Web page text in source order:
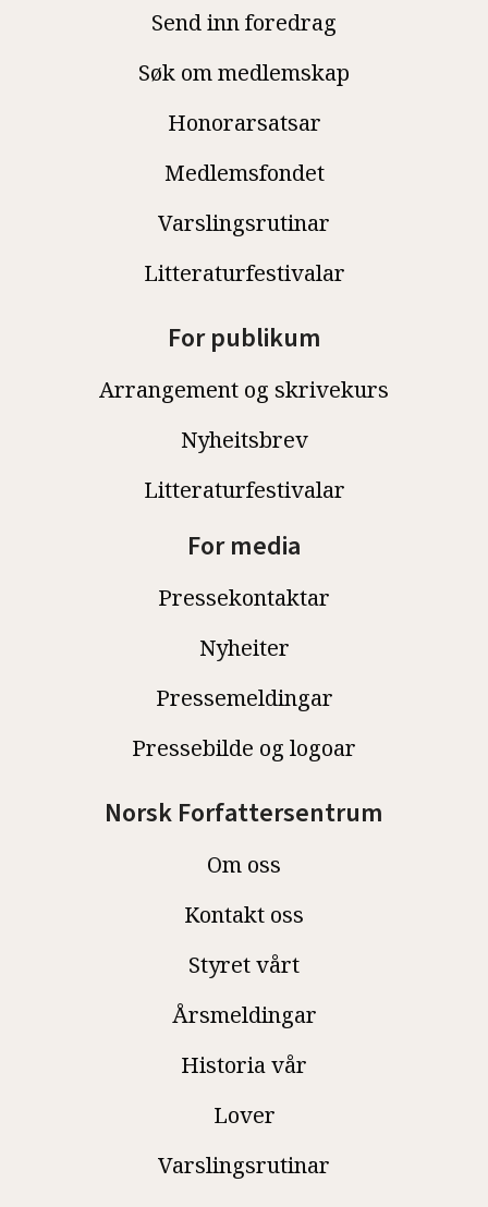
Send inn foredrag
Søk om medlemskap
Honorarsatsar
Medlemsfondet
Varslingsrutinar
Litteraturfestivalar
For publikum
Arrangement og skrivekurs
Nyheitsbrev
Litteraturfestivalar
For media
Pressekontaktar
Nyheiter
Pressemeldingar
Pressebilde og logoar
Norsk Forfattersentrum
Om oss
Kontakt oss
Styret vårt
Årsmeldingar
Historia vår
Lover
Varslingsrutinar